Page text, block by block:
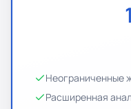
Неограниченные
Расширенная